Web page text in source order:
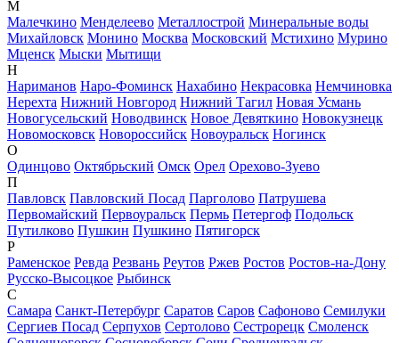
М
Малечкино Менделеево Металлострой Минеральные воды
Михайловск Монино Москва Московский Мстихино Мурино
Мценск Мыски Мытищи
Н
Нариманов Наро-Фоминск Нахабино Некрасовка Немчиновка
Нерехта Нижний Новгород Нижний Тагил Новая Усмань
Новогусельский Новодвинск Новое Девяткино Новокузнецк
Новомосковск Новороссийск Новоуральск Ногинск
О
Одинцово Октябрьский Омск Орел Орехово-Зуево
П
Павловск Павловский Посад Парголово Патрушева
Первомайский Первоуральск Пермь Петергоф Подольск
Путилково Пушкин Пушкино Пятигорск
Р
Раменское Ревда Резвань Реутов Ржев Ростов Ростов-на-Дону
Русско-Высоцкое Рыбинск
С
Самара Санкт-Петербург Саратов Саров Сафоново Семилуки
Сергиев Посад Серпухов Сертолово Сестрорецк Смоленск